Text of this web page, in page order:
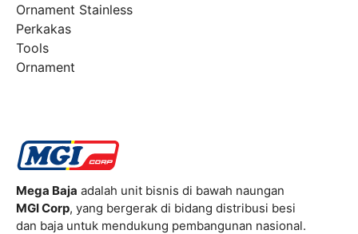
Ornament Stainless
Perkakas
Tools
Ornament
Mega Baja adalah unit bisnis di bawah naungan
MGI Corp, yang bergerak di bidang distribusi besi
dan baja untuk mendukung pembangunan nasional.